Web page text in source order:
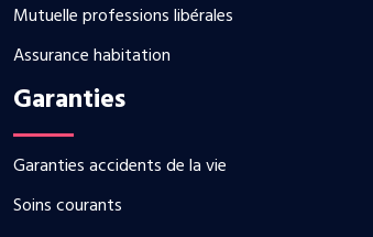
Mutuelle professions libérales
Assurance habitation
Garanties
Garanties accidents de la vie
Soins courants